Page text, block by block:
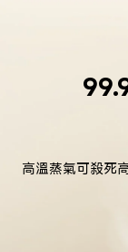
高溫蒸氣可殺死